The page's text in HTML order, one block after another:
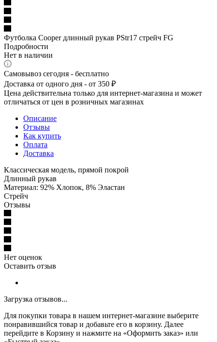
Футболка Cooper длинный рукав PStr17 стрейч FG
Подробности
Нет в наличии
Самовывоз сегодня - бесплатно
Доставка от одного дня - от 350 ₽
Цена действительна только для интернет-магазина и может
отличаться от цен в розничных магазинах
Описание
Отзывы
Как купить
Оплата
Доставка
Классическая модель, прямой покрой
Длинный рукав
Материал: 92% Хлопок, 8% Эластан
Стрейч
Отзывы
Нет оценок
Оставить отзыв
Загрузка отзывов...
Для покупки товара в нашем интернет-магазине выберите
понравившийся товар и добавьте его в корзину. Далее
перейдите в Корзину и нажмите на «Оформить заказ» или